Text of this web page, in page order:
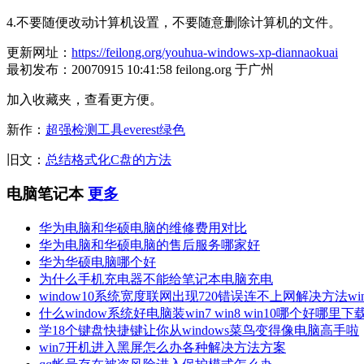
4.不要随便改动计算机设置，不要随意删除计算机的文件。
更新网址： https://feilong.org/youhua-windows-xp-diannaokuai
最初发布：20070915 10:41:58 feilong.org 于广州
加入收藏夹，查看更方便。
新作： 超强检测工具everest绿色
旧文： 总结格式化C盘的方法
电脑笔记本更多
华为电脑和华硕电脑的维修费用对比
华为电脑和华硕电脑的售后服务哪家好
华为华硕电脑哪个好
为什么手机充电器不能给笔记本电脑充电
window10系统宽度联网出现720错误连不上网解决方法
什么window系统好电脑装win7 win8 win10哪个好哪里下
学18个键盘快捷键让你从windows菜鸟变得像电脑高手啦
win7开机进入黑屏怎么办各种解决方法方案